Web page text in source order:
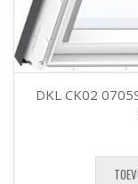
DKL CK02